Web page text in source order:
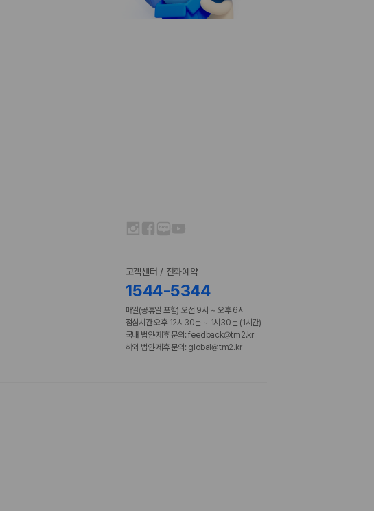
고객센터 / 전화예약
1544-5344
매일(공휴일 포함) 오전 9시 ~ 오후 6시
점심시간 오후 12시30분 ~ 1시30분 (1시간)
국내 법인·제휴 문의: feedback@tm2.kr
해외 법인·제휴 문의: global@tm2.kr